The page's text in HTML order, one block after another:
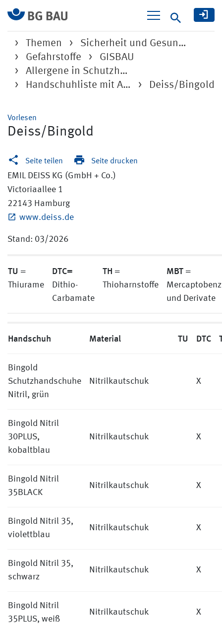
Suche
Themen
Sicherheit und Gesun…
Gefahrstoffe
GISBAU
Allergene in Schutzh…
Handschuhliste mit A…
Deiss/Bingold
Vorlesen
Deiss/Bingold
Seite teilen Seite drucken
EMIL DEISS KG (GmbH + Co.)
Victoriaallee 1
22143 Hamburg
www.deiss.de
Stand: 03/2026
TU =
Thiurame
DTC=
Dithio-
Carbamate
TH =
Thioharnstoffe
MBT =
und Derivate
Handschuh Material TU DTC
Bingold
Schutzhandschuhe
Nitril, grün
Nitrilkautschuk X
Bingold Nitril
30PLUS,
kobaltblau
Nitrilkautschuk X
Bingold Nitril
35BLACK
Nitrilkautschuk X
Bingold Nitril 35,
violettblau
Nitrilkautschuk X
Bingold Nitril 35,
schwarz
Nitrilkautschuk X
Bingold Nitril
35PLUS, weiß
Nitrilkautschuk X